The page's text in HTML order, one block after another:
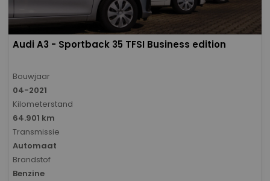
Audi A3 - Sportback 35 TFSI Business edition
Bouwjaar
04-2021
Kilometerstand
64.901 km
Transmissie
Automaat
Brandstof
Benzine